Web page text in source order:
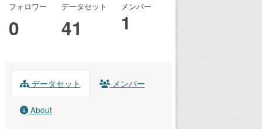
フォロワー
0
データセット
41
メンバー
1
データセット メンバー
About